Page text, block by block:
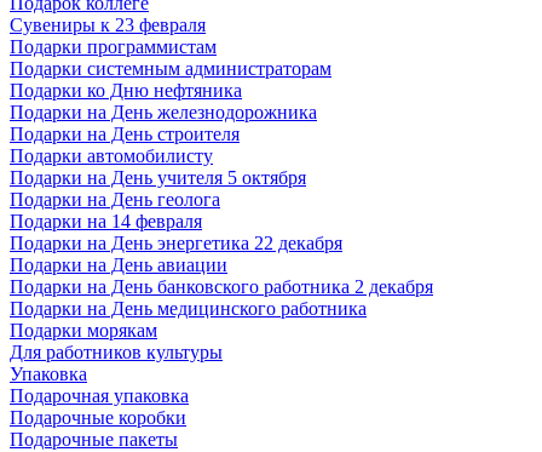
Сувениры к 23 февраля
Подарки программистам
Подарки системным администраторам
Подарки ко Дню нефтяника
Подарки на День железнодорожника
Подарки на День строителя
Подарки автомобилисту
Подарки на День учителя 5 октября
Подарки на День геолога
Подарки на 14 февраля
Подарки на День энергетика 22 декабря
Подарки на День авиации
Подарки на День банковского работника 2 декабря
Подарки на День медицинского работника
Подарки морякам
Для работников культуры
Упаковка
Подарочная упаковка
Подарочные коробки
Подарочные пакеты